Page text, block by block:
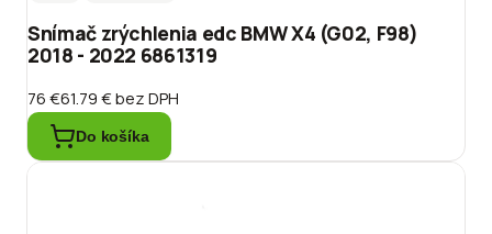
Snímač zrýchlenia edc BMW X4 (G02, F98)
2018 - 2022 6861319
76 €61.79 €bez DPH
Do košíka